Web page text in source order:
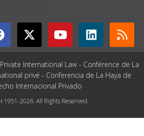
International Law - Conférence de La
privé - Conferencia de La Haya de
Internacional Privado
1951-2026. All Rights Reserved.